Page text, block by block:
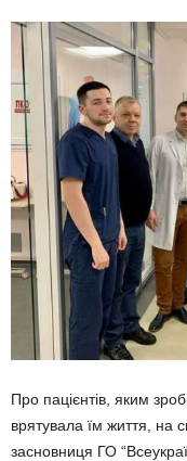
Про пацієнтів, яким
врятувала їм життя, на
засновниця ГО